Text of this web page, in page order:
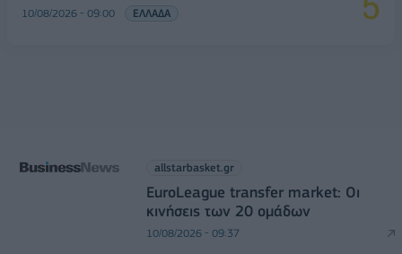
10/08/2026 - 09:00 ΕΛΛΑΔΑ
allstarbasket.gr
EuroLeague transfer market: Οι
κινήσεις των 20 ομάδων
10/08/2026 - 09:37